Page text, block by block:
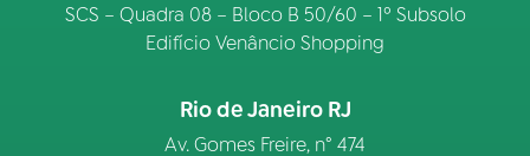
SCS – Quadra 08 – Bloco B 50/60 – 1º Subsolo
Edifício Venâncio Shopping
Rio de Janeiro RJ
Av. Gomes Freire, n° 474